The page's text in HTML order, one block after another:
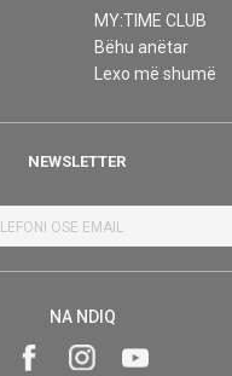
MY:TIME CLUB
Bëhu anëtar
Lexo më shumë
NEWSLETTER
NA NDIQ